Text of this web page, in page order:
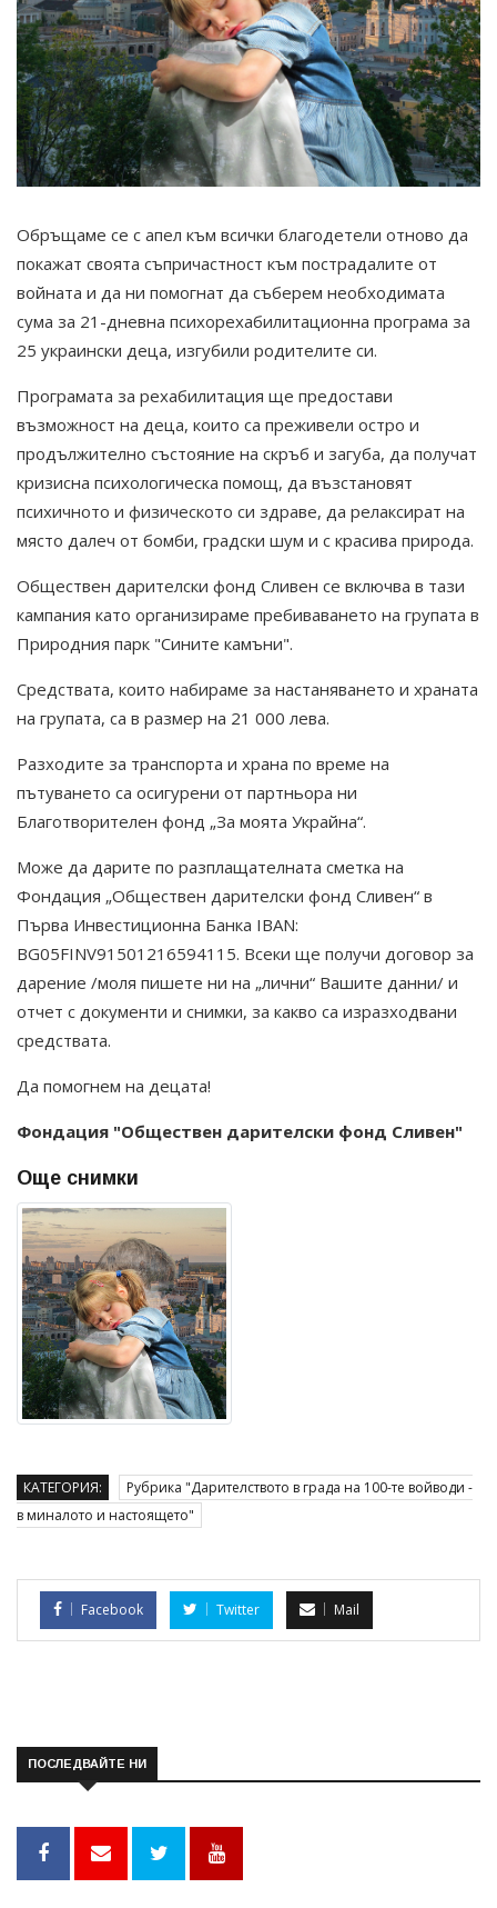
Обръщаме се с апел към всички благодетели отново да
покажат своята съпричастност към пострадалите от
войната и да ни помогнат да съберем необходимата
сума за 21-дневна психорехабилитационна програма за
25 украински деца, изгубили родителите си.
Програмата за рехабилитация ще предостави
възможност на деца, които са преживели остро и
продължително състояние на скръб и загуба, да получат
кризисна психологическа помощ, да възстановят
психичното и физическото си здраве, да релаксират на
място далеч от бомби, градски шум и с красива природа.
Обществен дарителски фонд Сливен се включва в тази
кампания като организираме пребиваването на групата в
Природния парк "Сините камъни".
Средствата, които набираме за настаняването и храната
на групата, са в размер на 21 000 лева.
Разходите за транспорта и храна по време на
пътуването са осигурени от партньора ни
Благотворителен фонд „За моята Украйна“.
Може да дарите по разплащателната сметка на
Фондация „Обществен дарителски фонд Сливен“ в
Първа Инвестиционна Банка IBAN:
BG05FINV91501216594115. Всеки ще получи договор за
дарение /моля пишете ни на „лични“ Вашите данни/ и
отчет с документи и снимки, за какво са изразходвани
средствата.
Да помогнем на децата!
Фондация "Обществен дарителски фонд Сливен"
Още снимки
КАТЕГОРИЯ:
Рубрика "Дарителството в града на 100-те войводи -
в миналото и настоящето"
Facebook Twitter Mail
ПОСЛЕДВАЙТЕ НИ